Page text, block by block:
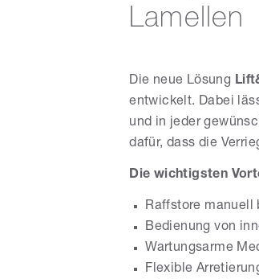
Lamellen
Die neue Lösung
entwickelt. Dabei
und in jeder
dafür, dass die
Die wichtigsten
Raffstore manuell
Bedienung von
Wartungsarme
Flexible